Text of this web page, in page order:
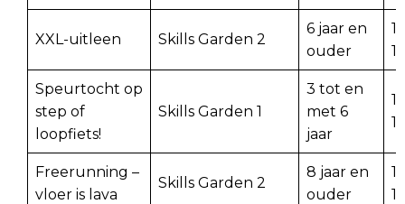
XXL-uitleen Skills Garden 2
6 jaar en
ouder
Speurtocht op
step of
loopfiets!
Skills Garden 1
3 tot en
met 6
jaar
Freerunning –
vloer is lava
Skills Garden 2
8 jaar en
ouder